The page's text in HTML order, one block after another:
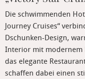
Die schwimmenden
Journey Cruises“
Dschunken-Design,
Interior mit modernem
das elegante
schaffen dabei einen